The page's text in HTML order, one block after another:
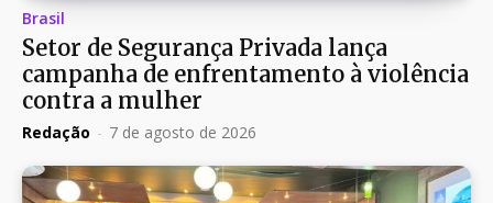
Brasil
Setor de Segurança Privada lança
campanha de enfrentamento à violência
contra a mulher
Redação - 7 de agosto de 2026